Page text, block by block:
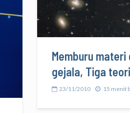
Memburu
gejala, Tiga teori
23/11/2010 15 menit